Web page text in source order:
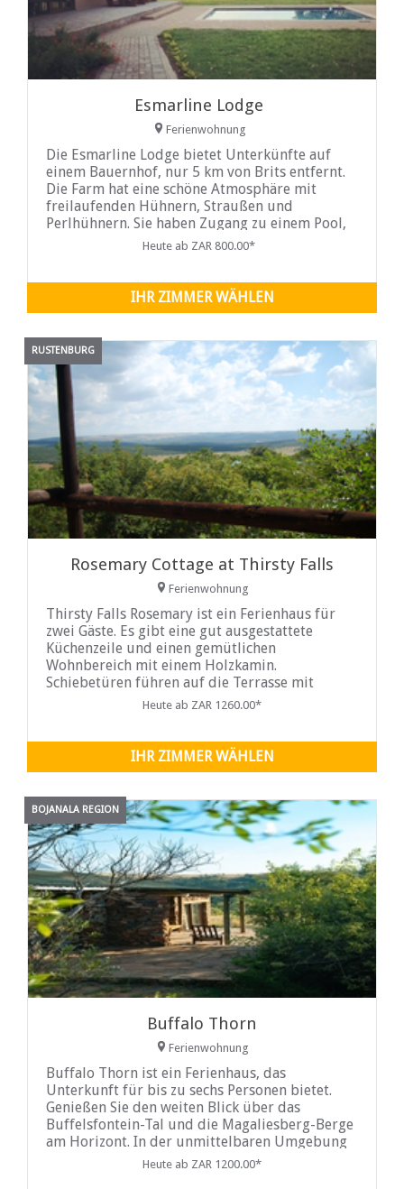
Esmarline Lodge
Ferienwohnung
Die Esmarline Lodge bietet Unterkünfte auf
einem Bauernhof, nur 5 km von Brits entfernt.
Die Farm hat eine schöne Atmosphäre mit
freilaufenden Hühnern, Straußen und
Perlhühnern. Sie haben Zugang zu einem Pool,
einem GrillplatzHeute ab ZAR 800.00*
IHR ZIMMER WÄHLEN
RUSTENBURG
Rosemary Cottage at Thirsty Falls
Ferienwohnung
Thirsty Falls Rosemary ist ein Ferienhaus für
zwei Gäste. Es gibt eine gut ausgestattete
Küchenzeile und einen gemütlichen
Wohnbereich mit einem Holzkamin.
Schiebetüren führen auf die Terrasse mit
Grillmöglichkeiten und Panoramablick auf die
in einer wunderschönen Gartenanlage. Eine
Gäste-DStv-Lounge befindet sich im
Heute ab ZAR 1260.00*
IHR ZIMMER WÄHLEN
BOJANALA REGION
Buffalo Thorn
Ferienwohnung
Buffalo Thorn ist ein Ferienhaus, das
Unterkunft für bis zu sechs Personen bietet.
Genießen Sie den weiten Blick über das
Buffelsfontein-Tal und die Magaliesberg-Berge
am Horizont. In der unmittelbaren Umgebung
können Sie zahlreichen Aktivitäten nachgehen...
Heute ab ZAR 1200.00*